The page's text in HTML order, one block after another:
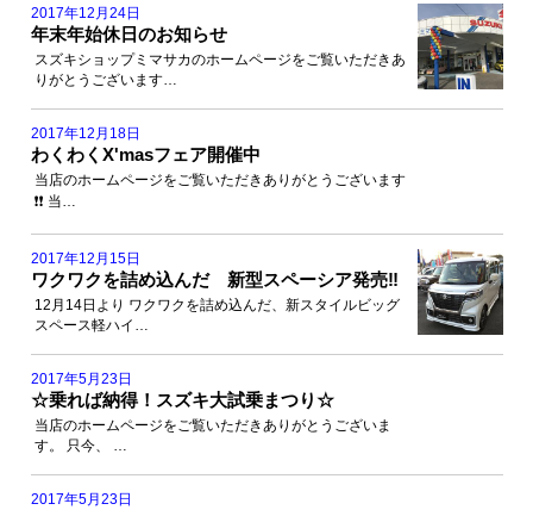
2017年12月24日
年末年始休日のお知らせ
スズキショップミマサカのホームページをご覧いただきあ
りがとうございます…
2017年12月18日
わくわくX'masフェア開催中
当店のホームページをご覧いただきありがとうございます
❗️❗️ 当…
2017年12月15日
ワクワクを詰め込んだ 新型スペーシア発売‼️
12月14日より ワクワクを詰め込んだ、新スタイルビッグ
スペース軽ハイ…
2017年5月23日
☆乗れば納得！スズキ大試乗まつり☆
当店のホームページをご覧いただきありがとうございま
す。 只今、 …
2017年5月23日